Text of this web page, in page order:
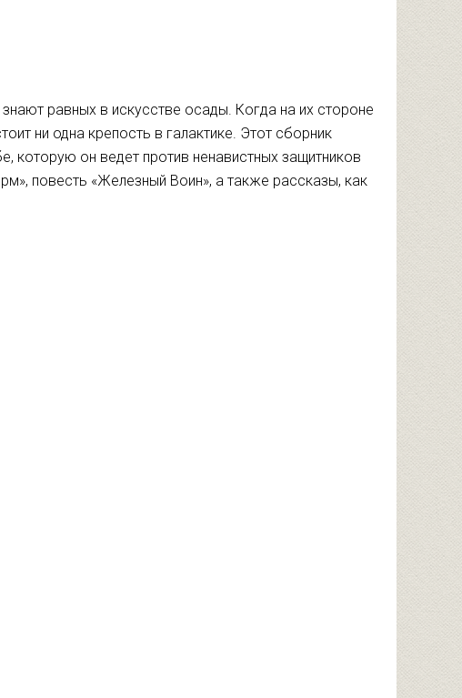
равных в искусстве осады. Когда на их стороне
ни одна крепость в галактике. Этот сборник
которую он ведет против ненавистных защитников
повесть «Железный Воин», а также рассказы, как